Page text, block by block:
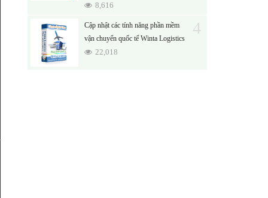
8,616
Cập nhật các tính năng phần mềm
vận chuyển quốc tế Winta Logistics
22,018
4